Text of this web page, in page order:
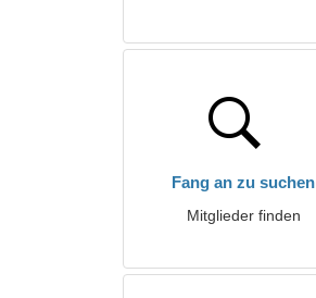
Fang an zu suchen
Mitglieder finden